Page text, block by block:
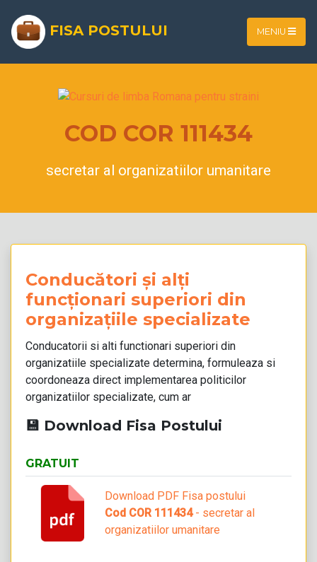
FISA POSTULUI MENIU
COD COR 111434
secretar al organizatiilor umanitare
Conducători și alți
funcționari superiori din
organizațiile specializate
Conducatorii si alti functionari superiori din
organizatiile specializate determina, formuleaza si
coordoneaza direct implementarea politicilor
organizatiilor specializate, cum ar
💾 Download Fisa Postului
GRATUIT
Download PDF Fisa postului
Cod COR 111434- secretar al
organizatiilor umanitare